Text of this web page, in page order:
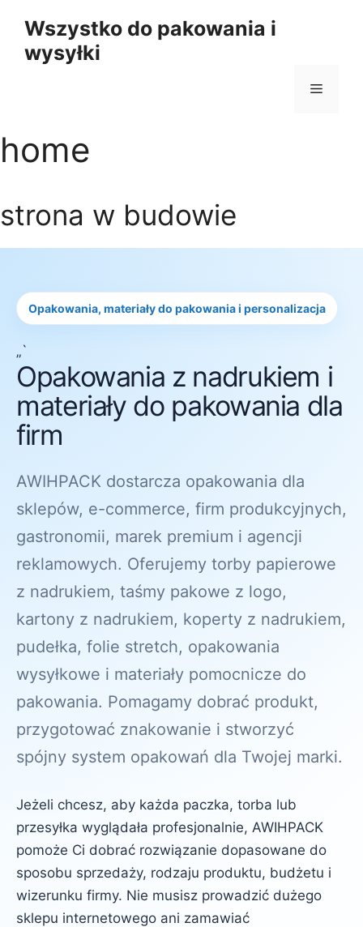
treści
Wszystko do pakowania i
wysyłki
Menu
home
strona w budowie
Opakowania, materiały do pakowania i personalizacja
„`
Opakowania z nadrukiem i
materiały do pakowania dla
firm
AWIHPACK dostarcza opakowania dla
sklepów, e-commerce, firm produkcyjnych,
gastronomii, marek premium i agencji
reklamowych. Oferujemy torby papierowe
z nadrukiem, taśmy pakowe z logo,
kartony z nadrukiem, koperty z nadrukiem,
pudełka, folie stretch, opakowania
wysyłkowe i materiały pomocnicze do
pakowania. Pomagamy dobrać produkt,
przygotować znakowanie i stworzyć
spójny system opakowań dla Twojej marki.
Jeżeli chcesz, aby każda paczka, torba lub
przesyłka wyglądała profesjonalnie, AWIHPACK
pomoże Ci dobrać rozwiązanie dopasowane do
sposobu sprzedaży, rodzaju produktu, budżetu i
wizerunku firmy. Nie musisz prowadzić dużego
sklepu internetowego ani zamawiać